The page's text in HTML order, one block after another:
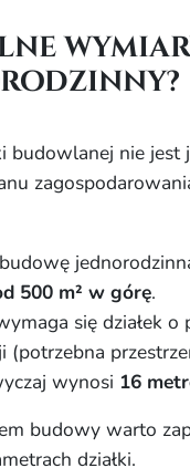
budowlanej nie jest
500 m² w górę.
się działek
wynosi 16
budowy warto
działki.